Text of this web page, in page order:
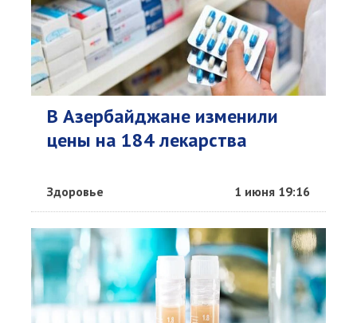
В Азербайджане изменили
цены на 184 лекарства
Здоровье 1 июня 19:16